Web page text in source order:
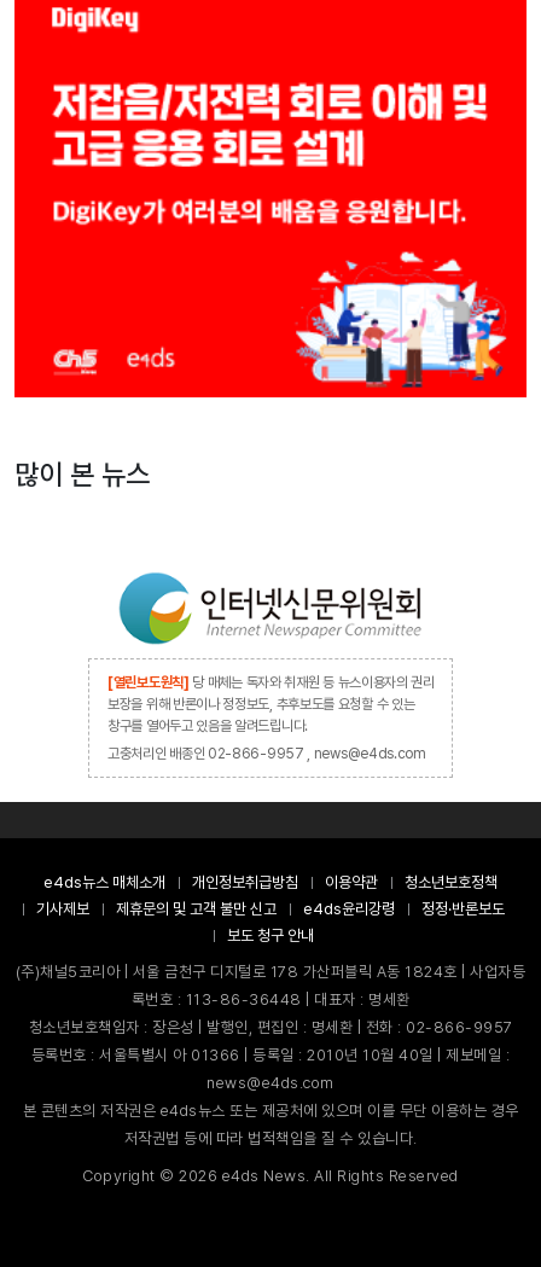
많이 본 뉴스
[열린보도원칙] 당 매체는 독자와 취재원 등 뉴스이용자의 권리
보장을 위해 반론이나 정정보도, 추후보도를 요청할 수 있는
창구를 열어두고 있음을 알려드립니다.
고충처리인 배종인 02-866-9957 , news@e4ds.com
e4ds뉴스 매체소개 개인정보취급방침 이용약관
청소년보호정책
기사제보
제휴문의 및 고객 불만 신고 e4ds윤리강령
정정·반론보도
보도 청구 안내
(주)채널5코리아 | 서울 금천구 디지털로 178 가산퍼블릭 A동 1824호 | 사업자등
록번호 : 113-86-36448 | 대표자 : 명세환
청소년보호책임자 : 장은성 | 발행인, 편집인 : 명세환 | 전화 : 02-866-9957
등록번호 : 서울특별시 아 01366 | 등록일 : 2010년 10월 40일 | 제보메일 :
news@e4ds.com
본 콘텐츠의 저작권은 e4ds뉴스 또는 제공처에 있으며 이를 무단 이용하는 경우
저작권법 등에 따라 법적책임을 질 수 있습니다.
Copyright ©2026 e4ds News. All Rights Reserved